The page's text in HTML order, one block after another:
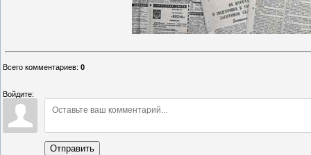
Всего комментариев: 0
Войдите:
Отправить